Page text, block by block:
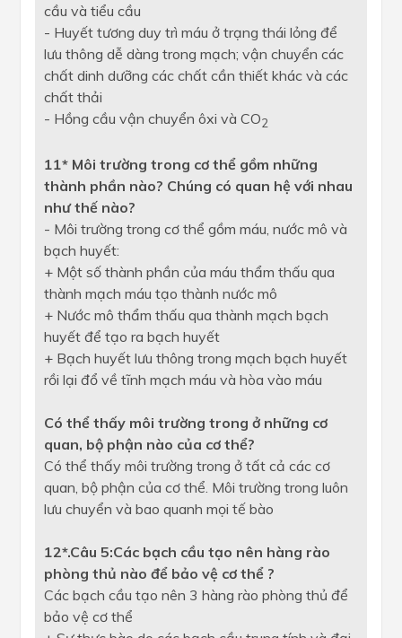
cầu và tiểu cầu
- Huyết tương duy trì máu ở trạng thái lỏng để
lưu thông dễ dàng trong mạch; vận chuyển các
chất dinh dưỡng các chất cần thiết khác và các
chất thải
- Hồng cầu vận chuyển ôxi và CO2
11* Môi trường trong cơ thể gồm những
thành phần nào? Chúng có quan hệ với nhau
như thế nào?
- Môi trường trong cơ thể gồm máu, nước mô và
bạch huyết:
+ Một số thành phần của máu thẩm thấu qua
thành mạch máu tạo thành nước mô
+ Nước mô thẩm thấu qua thành mạch bạch
huyết để tạo ra bạch huyết
+ Bạch huyết lưu thông trong mạch bạch huyết
rồi lại đổ về tĩnh mạch máu và hòa vào máu
Có thể thấy môi trường trong ở những cơ
quan, bộ phận nào của cơ thể?
Có thể thấy môi trường trong ở tất cả các cơ
quan, bộ phận của cơ thể. Môi trường trong luôn
lưu chuyển và bao quanh mọi tế bào
12*.Câu 5:Các bạch cầu tạo nên hàng rào
phòng thủ nào để bảo vệ cơ thể ?
Các bạch cầu tạo nên 3 hàng rào phòng thủ để
bảo vệ cơ thể